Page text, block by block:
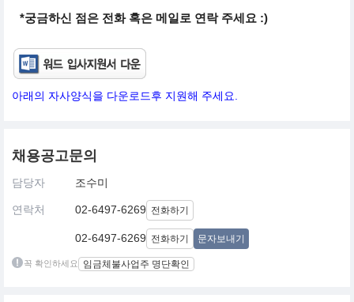
*궁금하신 점은 전화 혹은 메일로 연락 주세요 :)
아래의 자사양식을 다운로드후 지원해 주세요.
채용공고문의
담당자 조수미
연락처 02-6497-6269 전화하기
02-6497-6269 전화하기 문자보내기
꼭 확인하세요 임금체불사업주 명단확인